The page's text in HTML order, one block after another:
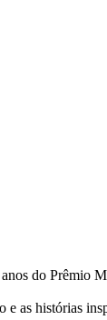
do Prêmio
as histórias